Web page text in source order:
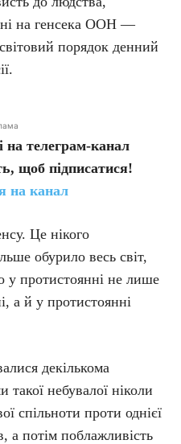
на генсека ООН —
порядок денний
на телеграм-канал
щоб підписатися!
на канал
Це нікого
обурило весь світ,
у протистоянні не лише
а й у протистоянні
декількома
небувалої ніколи
спільноти проти однієї
потім поблажливість